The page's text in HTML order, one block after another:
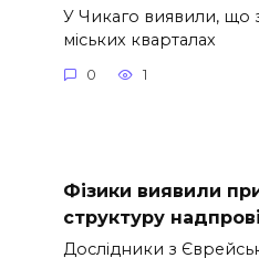
У Чикаго виявили, що
міських кварталах
0 1
Фізики виявили
структуру
Дослідники з